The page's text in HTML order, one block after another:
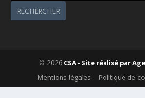
© 2026 CSA - Site réalisé par
Mentions légales Politique de